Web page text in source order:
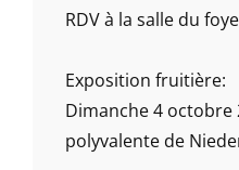
RDV à la salle du
Exposition fruitière:
Dimanche 4 octobre
polyvalente de